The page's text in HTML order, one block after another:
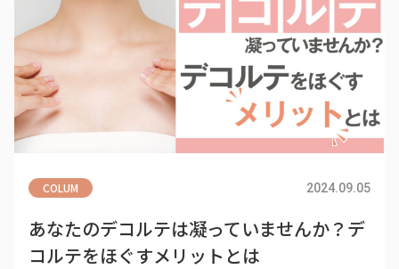
COLUM 2024.09.05
あなたのデコルテは凝っていませんか？デ
コルテをほぐすメリットとは